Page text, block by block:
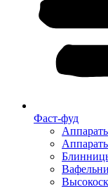
Фаст-фуд